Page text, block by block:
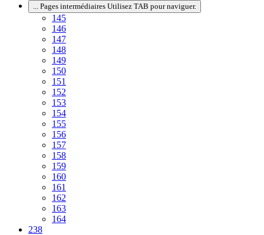
Pages intermédiaires Utilisez TAB pour naviguer.
145
146
147
148
149
150
151
152
153
154
155
156
157
158
159
160
161
162
163
164
238